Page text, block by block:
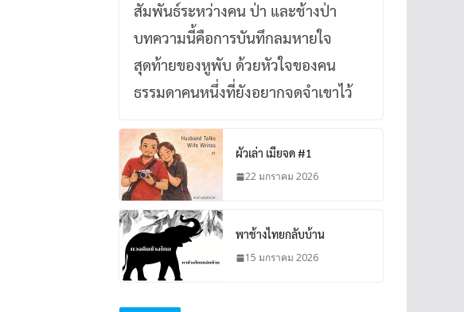
สัมพันธ์ระหว่างคน ป่า และช้างป่า
บทความนี้คือการบันทึกลมหายใจ
สุดท้ายของหูพับ ด้วยหัวใจของคน
ธรรมดาคนหนึ่งที่ยังอยากจดจำเขาไว้
ผัวเล่า เมียจด #1
22 มกราคม 2026
พาช้างไทยกลับบ้าน
15 มกราคม 2026